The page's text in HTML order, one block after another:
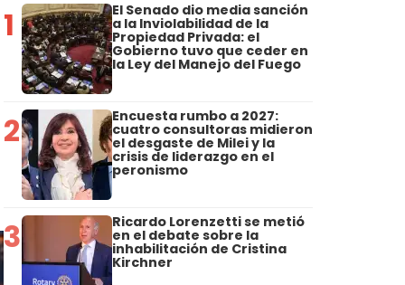
1 El Senado dio media sanción
a la Inviolabilidad de la
Propiedad Privada: el
Gobierno tuvo que ceder en
la Ley del Manejo del Fuego
2 Encuesta rumbo a 2027:
cuatro consultoras midieron
el desgaste de Milei y la
crisis de liderazgo en el
peronismo
3 Ricardo Lorenzetti se metió
en el debate sobre la
inhabilitación de Cristina
Kirchner